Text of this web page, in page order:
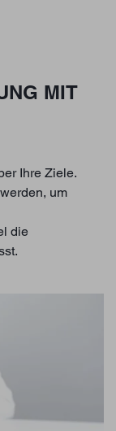
MIT
Ihre Ziele.
um
die